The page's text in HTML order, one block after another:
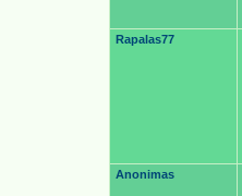
Rapalas77
Anonimas